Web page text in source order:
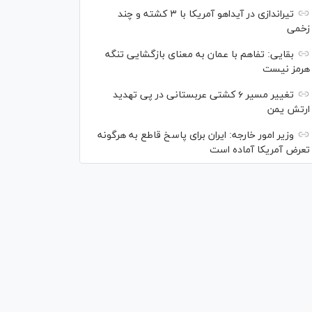
تیراندازی در آیداهو آمریکا با ۳ کشته و چند
زخمی
بقایی: تفاهم با عمان به معنای بازگشایی تنگه
هرمز نیست
تغییر مسیر ۶ کشتی عربستانی در پی تهدید
ارتش یمن
وزیر امور خارجه: ایران برای پاسخ قاطع به هرگونه
تعرض آمریکا آماده است